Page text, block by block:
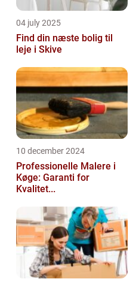
04 july 2025
Find din næste bolig til
leje i Skive
10 december 2024
Professionelle Malere i
Køge: Garanti for
Kvalitet...